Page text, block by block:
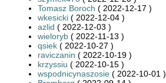
Tomasz Boroch ( 2022-12-17 )
wkesicki ( 2022-12-04 )
azlid ( 2022-12-03 )
wieloryb ( 2022-11-13 )
qsiek ( 2022-10-27 )
raviczanin ( 2022-10-19 )
krzyssiu ( 2022-10-15 )
wspodnicynaszosie ( 2022-10-01 )